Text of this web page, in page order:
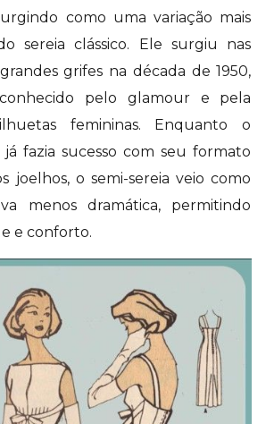
como uma variação mais
sereia clássico. Ele surgiu nas
grifes na década de 1950,
pelo glamour e pela
femininas. Enquanto o
já fazia sucesso com seu formato
joelhos, o semi-sereia veio como
menos dramática, permitindo
e conforto.